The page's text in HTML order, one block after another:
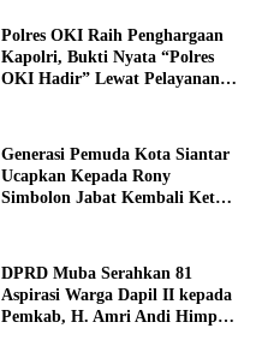
Polres OKI Raih Penghargaan
Kapolri, Bukti Nyata “Polres
OKI Hadir” Lewat Pelayanan
Generasi Pemuda Kota Siantar
Ucapkan Kepada Rony
Simbolon Jabat Kembali Ketua
DPRD Muba Serahkan 81
Aspirasi Warga Dapil II kepada
Pemkab, H. Amri Andi Himpun